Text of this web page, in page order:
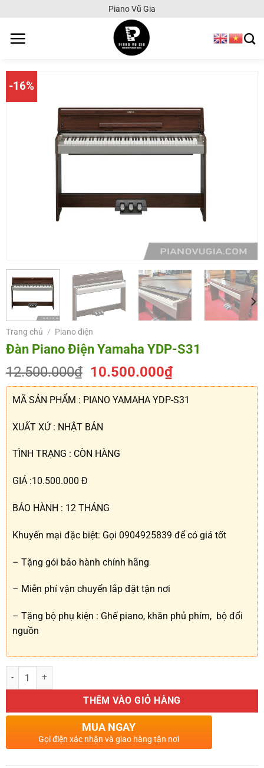
nội
Piano Vũ Gia
-16%
Trang chủ / Piano điện
Đàn Piano Điện Yamaha YDP-S31
12.500.000₫ Giá
gốc
là:
10.500.000₫Giá
hiện
tại
10.500.000₫.
MÃ SẢN PHẨM : PIANO YAMAHA YDP-S31
XUẤT XỨ : NHẬT BẢN
TÌNH TRẠNG : CÒN HÀNG
GIÁ :10.500.000 Đ
BẢO HÀNH : 12 THÁNG
Khuyến mại đặc biệt: Gọi 0904925839 để có giá tốt
– Tặng gói bảo hành chính hãng
– Miễn phí vận chuyển lắp đặt tận nơi
– Tặng bộ phụ kiện : Ghế piano, khăn phủ phím, bộ đổi
nguồn
Đàn Piano Điện Yamaha YDP-S31 số lượng
THÊM VÀO GIỎ HÀNG
MUA NGAY
Gọi điện xác nhận và giao hàng tận nơi